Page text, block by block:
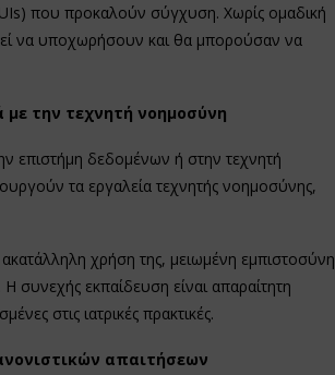
που προκαλούν σύγχυση. Χωρίς ομαδική
να υποχωρήσουν και θα μπορούσαν να
με την τεχνητή νοημοσύνη
επιστήμη δεδομένων ή στην τεχνητή
τα εργαλεία τεχνητής νοημοσύνης,
χρήση της, μειωμένη εμπιστοσύνη
εκπαίδευση είναι απαραίτητη
στις ιατρικές πρακτικές.
απαιτήσεων